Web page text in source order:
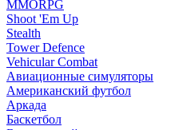
MMORPG
Shoot 'Em Up
Stealth
Tower Defence
Vehicular Combat
Авиационные симуляторы
Американский футбол
Аркада
Баскетбол